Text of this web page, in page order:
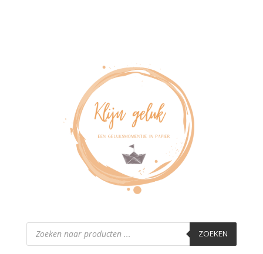
Producten
zoeken ZOEKEN